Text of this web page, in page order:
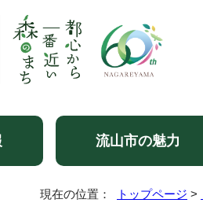
流山市の魅力
現在の位置： トップページ >